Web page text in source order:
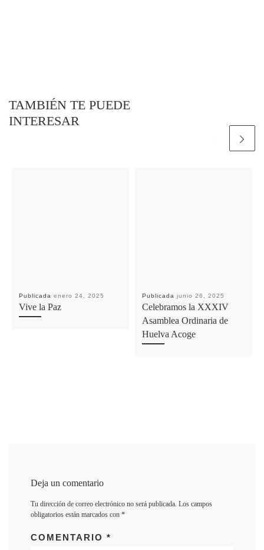
TAMBIÉN TE PUEDE
INTERESAR
Publicada enero 24, 2025
Vive la Paz
Publicada junio 26, 2025
Celebramos la XXXIV
Asamblea Ordinaria de
Huelva Acoge
Deja un comentario
Tu dirección de correo electrónico no será publicada. Los campos
obligatorios están marcados con *
COMENTARIO *